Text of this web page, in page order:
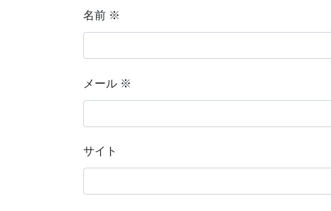
名前 ※
メール ※
サイト